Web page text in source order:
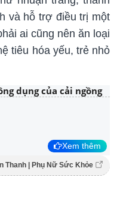
và hỗ trợ điều trị một
ai cũng nên ăn loại
tiêu hóa yếu, trẻ nhỏ
dụng của cải ngồng
Xem thêm
Thanh | Phụ Nữ Sức Khỏe